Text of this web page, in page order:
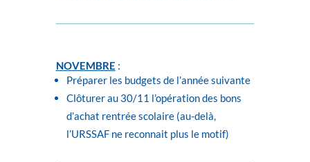
NOVEMBRE :
Préparer les budgets de l’année suivante
Clôturer au 30/11 l’opération des bons
d’achat rentrée scolaire (au-delà,
l’URSSAF ne reconnait plus le motif)